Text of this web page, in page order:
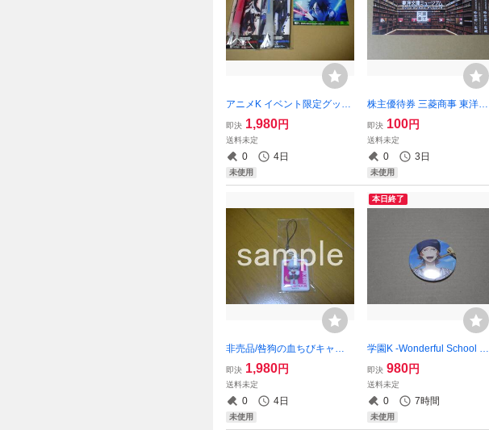
アニメK イベント限定グッズ
サインライト2本+特典ブロマ
イド （吠舞羅：周防尊・八
田美咲）（セプター４：宗像
礼司・伏見猿比古）
即決 1,980円
送料未定
0 4日
未使用
株主優待券 三菱商事 東洋文
庫ミュージアム×2名分 1-2
即決 100円
送料未定
0 3日
未使用
非売品/咎狗の血ちびキャラ
モバイルクリーナーストラッ
プ/アキラ
即決 1,980円
送料未定
0 4日
未使用
本日終了
学園K -Wonderful School Da
ys- カナリア 缶バッジ 八田美
即決 980円
送料未定
0 7時間
未使用